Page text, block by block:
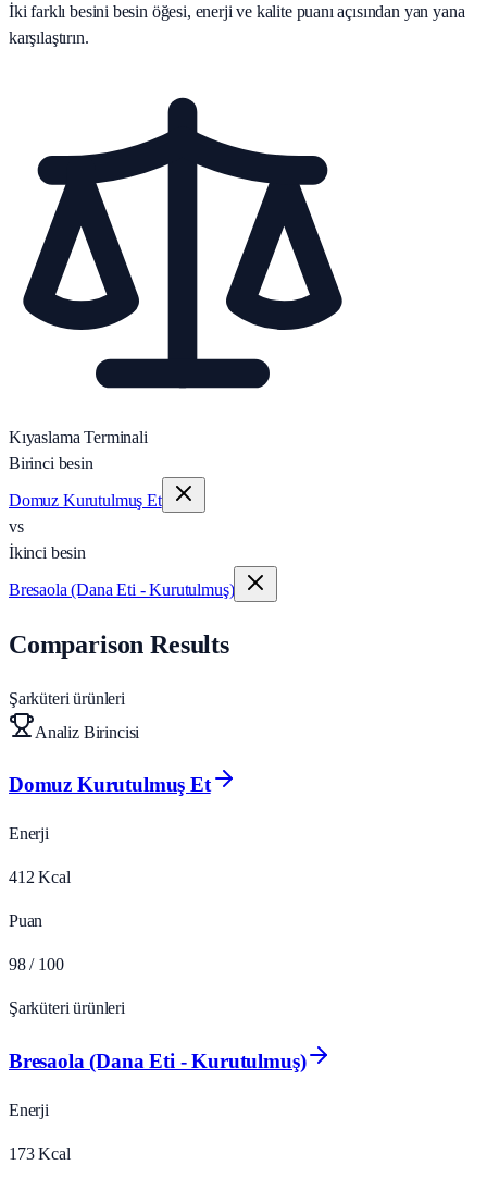
İki farklı besini besin öğesi, enerji ve kalite puanı açısından yan yana
karşılaştırın.
Kıyaslama Terminali
Birinci besin
Domuz Kurutulmuş Et
vs
İkinci besin
Bresaola (Dana Eti - Kurutulmuş)
Comparison Results
Şarküteri ürünleri
Analiz Birincisi
Domuz Kurutulmuş Et
Enerji
412 Kcal
Puan
98 / 100
Şarküteri ürünleri
Bresaola (Dana Eti - Kurutulmuş)
Enerji
173 Kcal